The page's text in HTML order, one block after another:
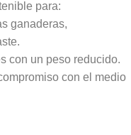
para:
ganaderas,
con un peso reducido.
con el medio